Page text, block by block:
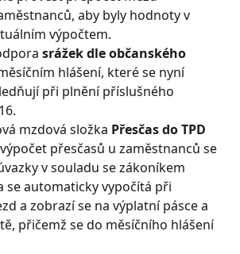
aby byly hodnoty v
výpočtem.
srážek dle občanského
hlášení, které se nyní
při plnění příslušného
mzdová složka Přesčas do TPD
přesčasů u zaměstnanců se
v souladu se zákoníkem
se automaticky vypočítá při
a zobrazí se na výplatní pásce a
přičemž se do měsíčního hlášení